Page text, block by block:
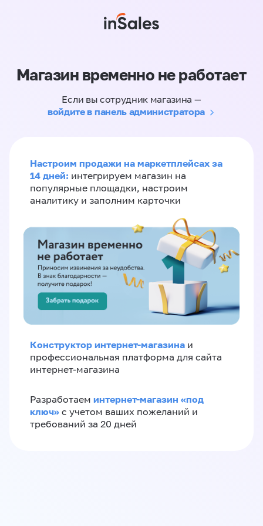
Магазин временно не работает
Если вы сотрудник магазина —
войдите в панель администратора
Настроим продажи на маркетплейсах за
14 дней: интегрируем магазин на
популярные площадки, настроим
аналитику и заполним карточки
Конструктор интернет-магазина и
профессиональная платформа для сайта
интернет-магазина
Разработаем интернет-магазин «‎под
ключ»‎ с учетом ваших пожеланий и
требований за 20 дней